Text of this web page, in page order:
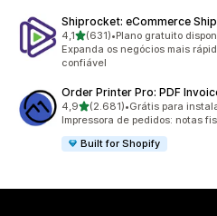
Shiprocket: eCommerce
4,1de 5 estrelas
(631)
631 avaliações ao todo
•Plano gratuito
Expanda os negócios mais
confiável
Order Printer Pro: PDF
4,9de 5 estrelas
(2.681)
2681 avaliações ao todo
•Grátis para
Impressora de pedidos: notas
Built for Shopify